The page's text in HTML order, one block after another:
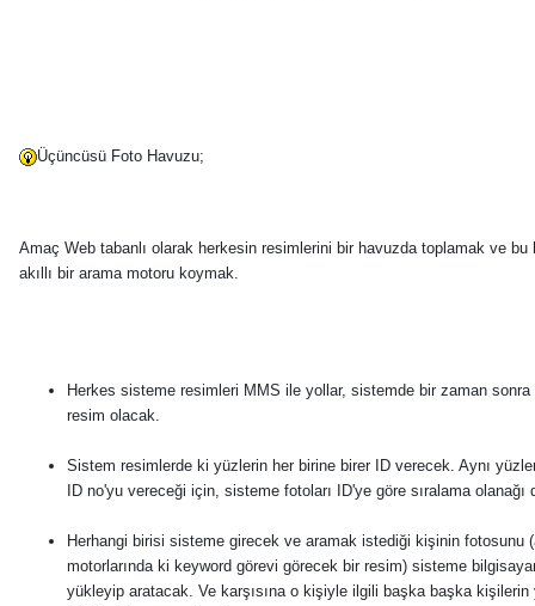
Üçüncüsü Foto Havuzu;
Amaç Web tabanlı olarak herkesin resimlerini bir havuzda toplamak ve bu
akıllı bir arama motoru koymak.
Herkes sisteme resimleri MMS ile yollar, sistemde bir zaman sonra
resim olacak.
Sistem resimlerde ki yüzlerin her birine birer ID verecek. Aynı
ID no'yu vereceği için, sisteme fotoları ID'ye göre sıralama olanağı
Herhangi birisi sisteme girecek ve aramak istediği kişinin fotosunu
motorlarında ki keyword görevi görecek bir resim) sisteme
yükleyip aratacak. Ve karşısına o kişiyle ilgili başka başka kişilerin